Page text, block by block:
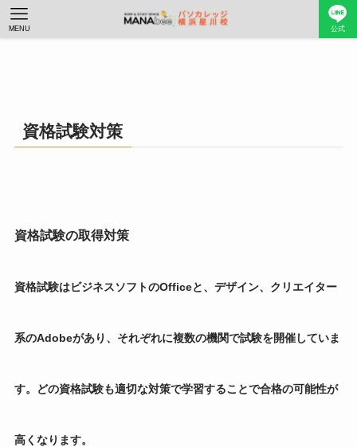
公式
MENU
資格試験対策
資格試験の取得対策
資格試験はビジネスソフトのOfficeと、デザイン、クリエイター
系のAdobeがあり、それぞれに複数の機関で試験を開催していま
す。どの資格試験も適切な対策で学習することで合格の可能性が
高くなります。